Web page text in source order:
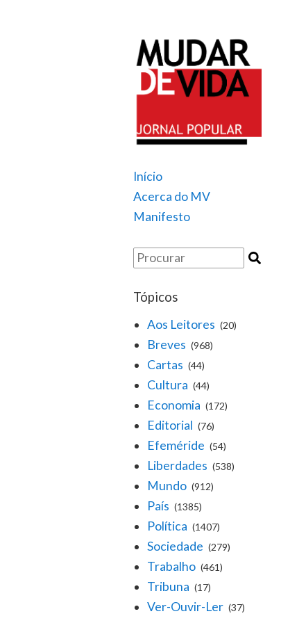
Início
Acerca do MV
Manifesto
Tópicos
Aos Leitores (20)
Breves (968)
Cartas (44)
Cultura (44)
Economia (172)
Editorial (76)
Efeméride (54)
Liberdades (538)
Mundo (912)
País (1385)
Política (1407)
Sociedade (279)
Trabalho (461)
Tribuna (17)
Ver-Ouvir-Ler (37)